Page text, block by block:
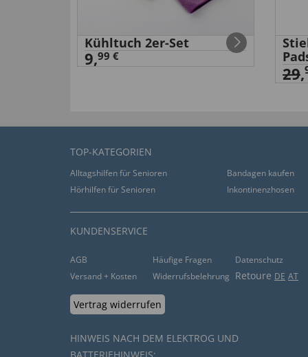
Kühltuch 2er-Set
9,99 €
29,
TOP-KATEGORIEN
Alltagshilfen für Senioren Bandagen kaufen
Hörhilfen für Senioren
Inkontinenzhosen
KUNDENSERVICE
AGB Häufige Fragen
Datenschutz
Versand + Kosten
Widerrufsbelehrung Retoure DE AT
Vertrag widerrufen
HINWEIS NACH DEM ELEKTROG UND